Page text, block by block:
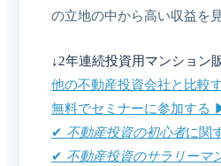
の立地の中から高い収益を
↓2年連続投資用マンション
他の不動産投資会社と比較
無料でセミナーに参加する
✔︎ 不動産投資の初心者に関
✔︎ 不動産投資のサラリーマ